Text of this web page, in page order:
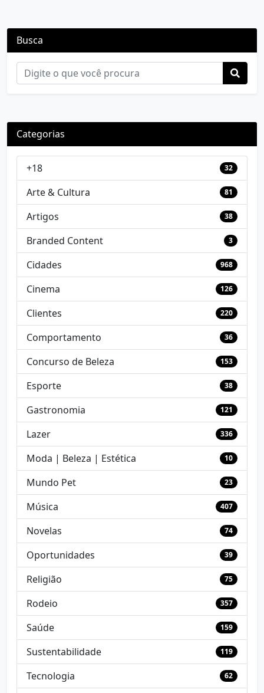
Busca
Categorias
+18 32
Arte & Cultura 81
Artigos 38
Branded Content 3
Cidades 968
Cinema 126
Clientes 220
Comportamento 36
Concurso de Beleza 153
Esporte 38
Gastronomia 121
Lazer 336
Moda | Beleza | Estética 10
Mundo Pet 23
Música 407
Novelas 74
Oportunidades 39
Religião 75
Rodeio 357
Saúde 159
Sustentabilidade 119
Tecnologia 62